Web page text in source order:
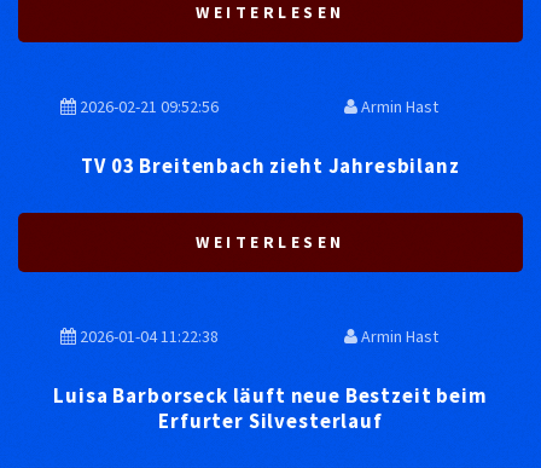
WEITERLESEN
2026-02-21 09:52:56 Armin Hast
TV 03 Breitenbach zieht Jahresbilanz
WEITERLESEN
2026-01-04 11:22:38 Armin Hast
Luisa Barborseck läuft neue Bestzeit beim
Erfurter Silvesterlauf